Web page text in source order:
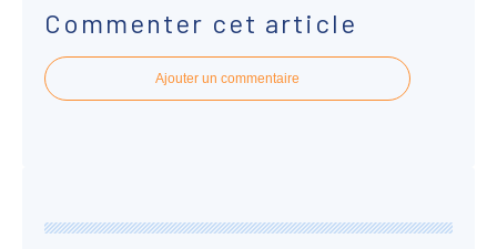
Commenter cet article
Ajouter un commentaire